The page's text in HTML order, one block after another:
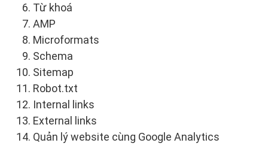
Từ khoá
AMP
Microformats
Schema
Sitemap
Robot.txt
Internal links
External links
Quản lý website cùng Google Analytics